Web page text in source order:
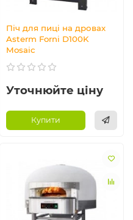
Піч для пиці на дровах
Asterm Forni D100K
Mosaic
Уточнюйте ціну
Купити